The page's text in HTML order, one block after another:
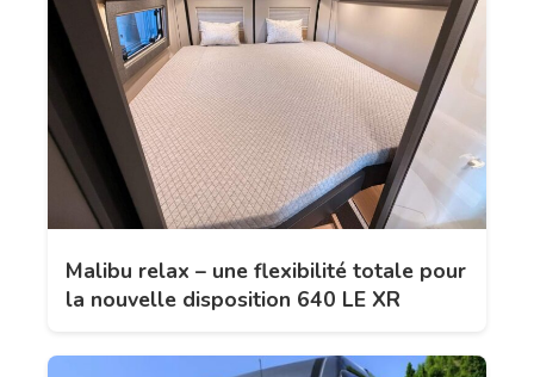
Malibu relax – une flexibilité totale pour
la nouvelle disposition 640 LE XR